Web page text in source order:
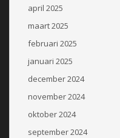
april 2025
maart 2025
februari 2025
januari 2025
december 2024
november 2024
oktober 2024
september 2024